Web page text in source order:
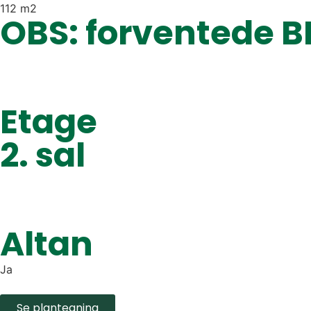
112 m2
OBS: forventede
Etage
2. sal
Altan
Ja